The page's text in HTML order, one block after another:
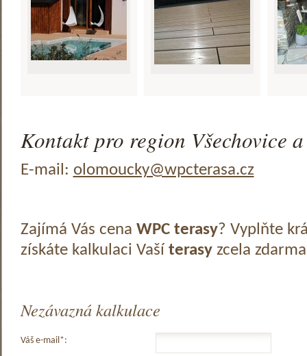
Kontakt pro region Všechovice
E-mail: olomoucky@wpcterasa.cz
Zajímá Vás cena WPC terasy? Vyplňte
získáte kalkulaci Vaší terasyzcela
Nezávazná kalkulace
Váš e-mail*: